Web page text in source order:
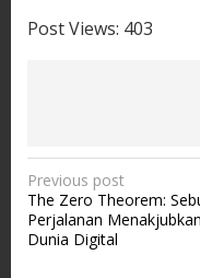
Post Views: 403
P
o
s
Previous post
The Zero Theorem:
Perjalanan
Dunia Digital